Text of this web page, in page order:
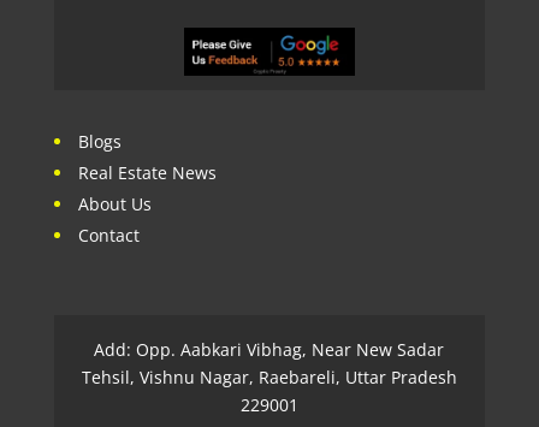
Blogs
Real Estate News
About Us
Contact
Add: Opp. Aabkari Vibhag, Near New Sadar
Tehsil, Vishnu Nagar, Raebareli, Uttar Pradesh
229001